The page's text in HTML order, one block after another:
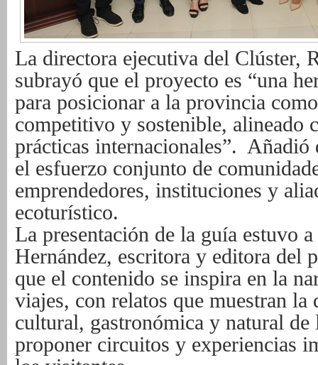
La directora ejecutiva del Clúster,
subrayó que el proyecto es “una
para posicionar a la provincia
competitivo y sostenible, alineado
prácticas internacionales”. Añadió
el esfuerzo conjunto de
emprendedores, instituciones y
ecoturístico.
La presentación de la guía estuvo
Hernández, escritora y editora del
que el contenido se inspira en la
viajes, con relatos que muestran la
cultural, gastronómica y natural
proponer circuitos y experiencias